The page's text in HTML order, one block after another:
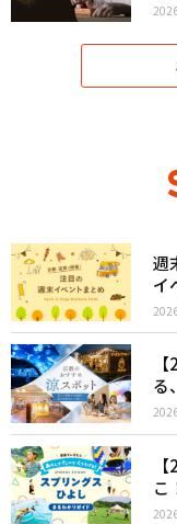
週
イ
る
こ